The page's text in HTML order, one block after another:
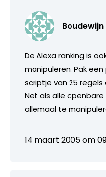
De Alexa ranking is
manipuleren. Pak
scriptje van 25
Net als alle
allemaal te
14 maart 2005 om